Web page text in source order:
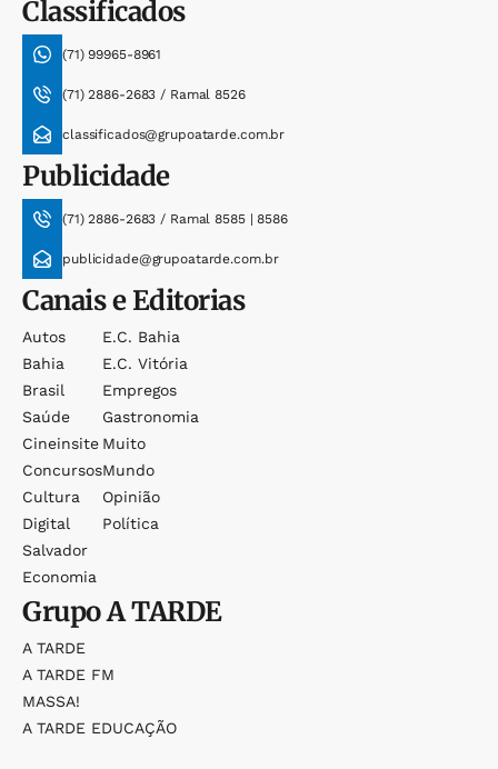
Classificados
(71) 99965-8961
(71) 2886-2683 / Ramal 8526
classificados@grupoatarde.com.br
Publicidade
(71) 2886-2683 / Ramal 8585 | 8586
publicidade@grupoatarde.com.br
Canais e Editorias
Autos
Bahia
Brasil
Saúde
Cineinsite
Concursos
Cultura
Digital
Salvador
Economia
E.c. Bahia
E.c. Vitória
Empregos
Gastronomia
Muito
Mundo
Opinião
Política
GrupoA TARDE
A TARDE
A TARDE FM
MASSA!
A TARDE EDUCAÇÃO